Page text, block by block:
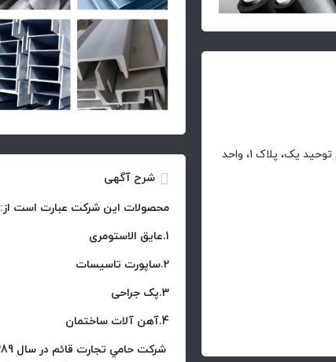
آدرس : آدرس :شهرک غرب، بلوار خوردین، نبش خیابان توحید یک، پلاک 1، واحد
شرح آگهی
محصولات این شرکت عبارت است از:
1.عایق الاستومری
2.ساپورت تاسیسات
3.پک جراحی
4.آهن آلات ساختمان